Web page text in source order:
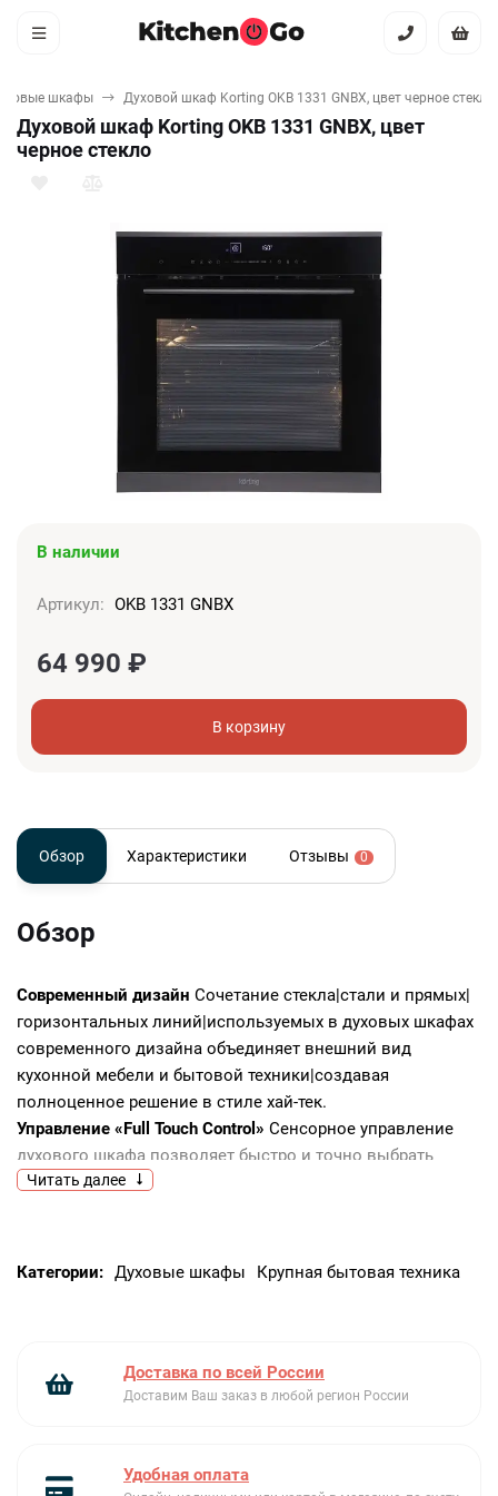
шкафы Духовой шкаф Korting OKB 1331 GNBX, цвет черное стекло
Духовой шкаф Korting OKB 1331 GNBX, цвет
черное стекло
В наличии
Артикул: OKB 1331 GNBX
64 990 ₽
В корзину
Обзор Характеристики Отзывы 0
Обзор
Современный дизайн Сочетание стекла|стали и прямых|
горизонтальных линий|используемых в духовых шкафах
современного дизайна объединяет внешний вид
кухонной мебели и бытовой техники|создавая
полноценное решение в стиле хай-тек.
Управление «Full Touch Control» Сенсорное управление
духового шкафа позволяет быстро и точно выбрать
необходимые параметры приготовления|которые
Двухсторонняя каталитическая самоочистка
поверхности в процессе приготовления. Для очистки
необходимо прогреть камеру до температуры свыше
значительно меньше тратить время на очистку|а значит|
Читать далее
Категории: Духовые шкафы Крупная бытовая техника
Доставка по всей России
Доставим Ваш заказ в любой регион России
Удобная оплата